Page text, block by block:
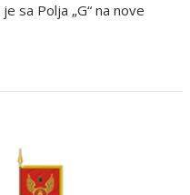
sa Polјa „G“ na nove